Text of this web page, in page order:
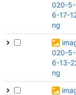
020-5-
6-17-
ng
020-5-
6-13-
ng